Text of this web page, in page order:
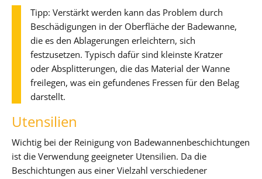
Tipp: Verstärkt werden kann das Problem durch
Beschädigungen in der Oberfläche der Badewanne,
die es den Ablagerungen erleichtern, sich
festzusetzen. Typisch dafür sind kleinste Kratzer
oder Absplitterungen, die das Material der Wanne
freilegen, was ein gefundenes Fressen für den Belag
darstellt.
Utensilien
Wichtig bei der Reinigung von Badewannenbeschichtungen
ist die Verwendung geeigneter Utensilien. Da die
Beschichtungen aus einer Vielzahl verschiedener